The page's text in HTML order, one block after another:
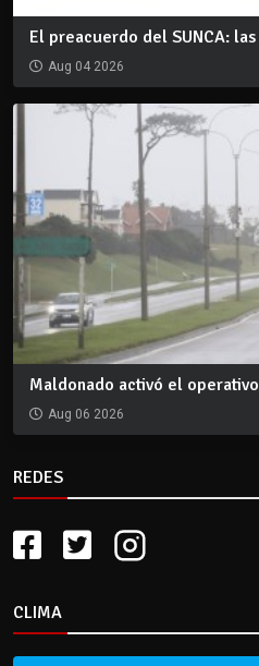
El preacuerdo del SUNCA:
Aug 04 2026
Maldonado activó el
Aug 06 2026
REDES
CLIMA